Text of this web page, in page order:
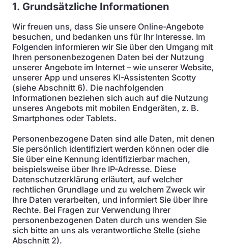
1. Grundsätzliche Informationen
Wir freuen uns, dass Sie unsere Online-Angebote
besuchen, und bedanken uns für Ihr Interesse. Im
Folgenden informieren wir Sie über den Umgang mit
Ihren personenbezogenen Daten bei der Nutzung
unserer Angebote im Internet – wie unserer Website,
unserer App und unseres KI-Assistenten Scotty
(siehe Abschnitt 6). Die nachfolgenden
Informationen beziehen sich auch auf die Nutzung
unseres Angebots mit mobilen Endgeräten, z. B.
Smartphones oder Tablets.
Personenbezogene Daten sind alle Daten, mit denen
Sie persönlich identifiziert werden können oder die
Sie über eine Kennung identifizierbar machen,
beispielsweise über Ihre IP-Adresse. Diese
Datenschutzerklärung erläutert, auf welcher
rechtlichen Grundlage und zu welchem Zweck wir
Ihre Daten verarbeiten, und informiert Sie über Ihre
Rechte. Bei Fragen zur Verwendung Ihrer
personenbezogenen Daten durch uns wenden Sie
sich bitte an uns als verantwortliche Stelle (siehe
Abschnitt 2).